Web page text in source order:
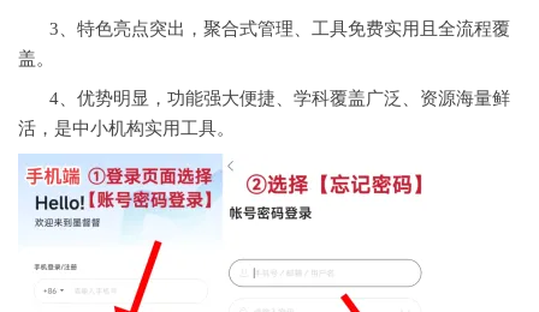
3、特色亮点突出，聚合式管理、工具免费实用且全流程覆
盖。
4、优势明显，功能强大便捷、学科覆盖广泛、资源海量鲜
活，是中小机构实用工具。